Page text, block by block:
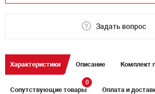
Задать вопрос
Характеристики Описание Комплект
Сопутствующие товары
0
Оплата и